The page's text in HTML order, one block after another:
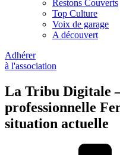
Restons Couverts
Top Culture
Voix de garage
A découvert
Adhérer
à l'association
La Tribu Digitale
professionnelle
situation actuelle